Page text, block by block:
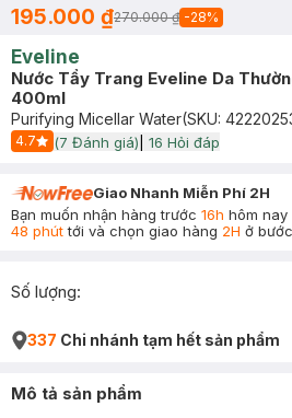
195.000 ₫270.000 ₫ -28%
Eveline
Nước Tẩy Trang Eveline Da
400ml
Purifying Micellar Water(SKU:
4.7
Start Icon
(7 Đánh giá) 16 Hỏi đáp
Giao Nhanh Miễn Phí 2H
Bạn muốn nhận hàng trước 16h hôm nay
48 phúttới và chọn giao hàng 2H ở
Số lượng:
337 Chi nhánh tạm hết sản phẩm
Mô tả sản phẩm